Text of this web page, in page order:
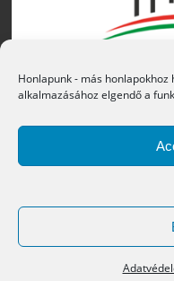
Honlapunk - más
alkalmazásához elgendő a